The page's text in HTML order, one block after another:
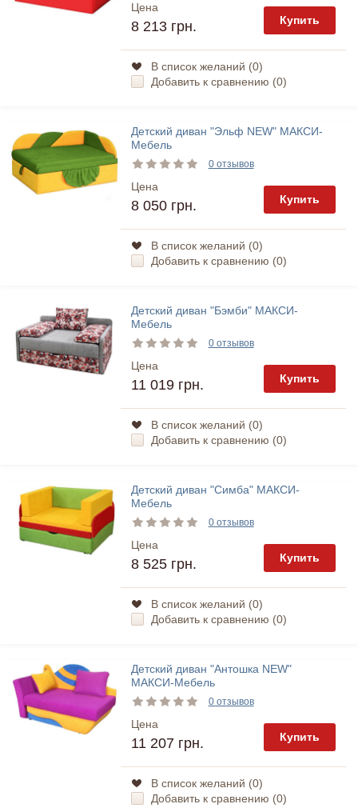
Цена
8 213 грн. Купить
В список желаний (0)
Добавить к сравнению (0)
Детский диван "Эльф NEW" МАКСИ-
Мебель
0 отзывов
Цена
8 050 грн. Купить
В список желаний (0)
Добавить к сравнению (0)
Детский диван "Бэмби" МАКСИ-
Мебель
0 отзывов
Цена
11 019 грн. Купить
В список желаний (0)
Добавить к сравнению (0)
Детский диван "Симба" МАКСИ-
Мебель
0 отзывов
Цена
8 525 грн. Купить
В список желаний (0)
Добавить к сравнению (0)
Детский диван "Антошка NEW"
МАКСИ-Мебель
0 отзывов
Цена
11 207 грн. Купить
В список желаний (0)
Добавить к сравнению (0)